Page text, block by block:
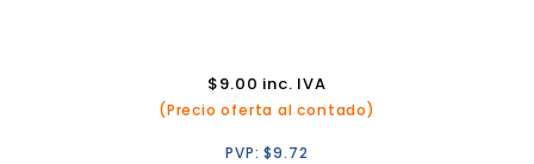
$9.00 inc. IVA
(Precio oferta al contado)
PVP:$9.72